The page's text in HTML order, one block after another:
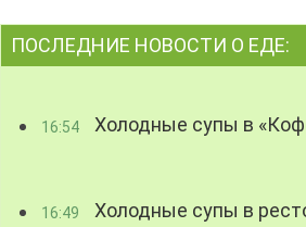
ПОСЛЕДНИЕ НОВОСТИ О ЕДЕ:
16:54 Холодные супы в
16:49 Холодные супы в